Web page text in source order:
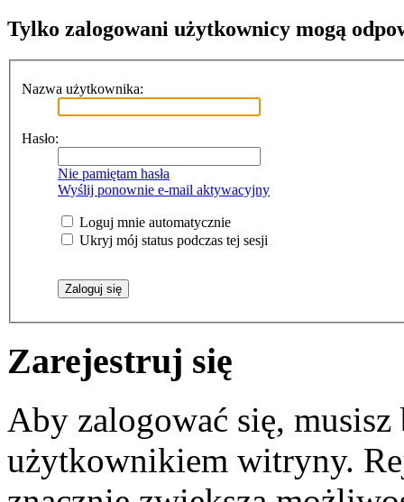
Tylko zalogowani użytkownicy mogą
Nazwa użytkownika:
Hasło:
Nie pamiętam hasła
Wyślij ponownie e-mail aktywacyjny
Loguj mnie automatycznie
Ukryj mój status podczas tej sesji
Zarejestruj się
Aby zalogować się,
użytkownikiem witryny.